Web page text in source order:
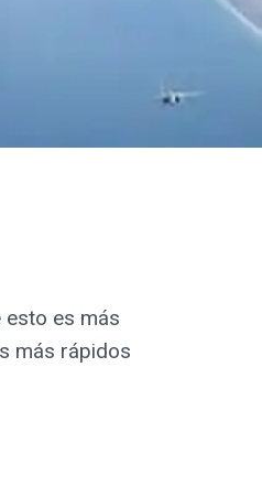
esto es más
más rápidos